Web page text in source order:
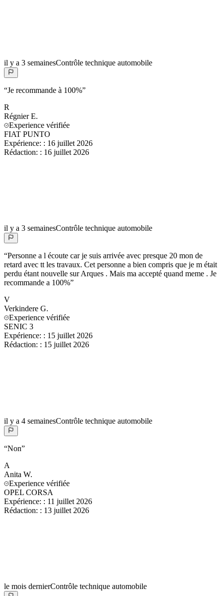
il y a 3 semainesContrôle technique automobile
“Je recommande à 100%”
R
Régnier E.
Experience vérifiée
FIAT PUNTO
Expérience: : 16 juillet 2026
Rédaction: : 16 juillet 2026
il y a 3 semainesContrôle technique automobile
“Personne a l écoute car je suis arrivée avec presque 20 mon de
retard avec tt les travaux. Cet personne a bien compris que je m était
perdu étant nouvelle sur Arques . Mais ma accepté quand meme . Je
recommande a 100%”
V
Verkindere G.
Experience vérifiée
SENIC 3
Expérience: : 15 juillet 2026
Rédaction: : 15 juillet 2026
il y a 4 semainesContrôle technique automobile
“Non”
A
Anita W.
Experience vérifiée
OPEL CORSA
Expérience: : 11 juillet 2026
Rédaction: : 13 juillet 2026
le mois dernierContrôle technique automobile